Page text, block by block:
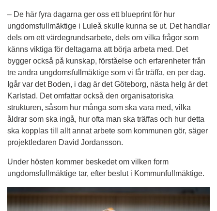
– De här fyra dagarna ger oss ett blueprint för hur
ungdomsfullmäktige i Luleå skulle kunna se ut. Det handlar
dels om ett värdegrundsarbete, dels om vilka frågor som
känns viktiga för deltagarna att börja arbeta med. Det
bygger också på kunskap, förståelse och erfarenheter från
tre andra ungdomsfullmäktige som vi får träffa, en per dag.
Igår var det Boden, i dag är det Göteborg, nästa helg är det
Karlstad. Det omfattar också den organisatoriska
strukturen, såsom hur många som ska vara med, vilka
åldrar som ska ingå, hur ofta man ska träffas och hur detta
ska kopplas till allt annat arbete som kommunen gör, säger
projektledaren David Jordansson.
Under hösten kommer beskedet om vilken form
ungdomsfullmäktige tar, efter beslut i Kommunfullmäktige.